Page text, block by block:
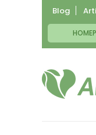
Blog